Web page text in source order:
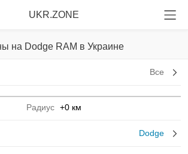
UKR.ZONE
на Dodge RAM в Украине
Все
Радиус +0 км
Dodge